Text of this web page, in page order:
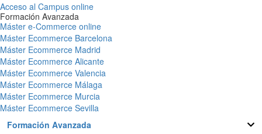
Acceso al Campus online
Formación Avanzada
Máster e-Commerce online
Máster Ecommerce Barcelona
Máster Ecommerce Madrid
Máster Ecommerce Alicante
Máster Ecommerce Valencia
Máster Ecommerce Málaga
Máster Ecommerce Murcia
Máster Ecommerce Sevilla
Formación Avanzada